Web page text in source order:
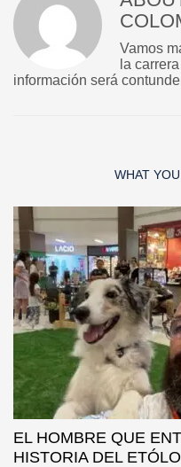
Vamos
la
información será
WHAT
EL HOMBRE QUE
HISTORIA DEL